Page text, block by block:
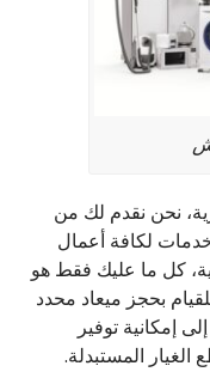
نحن نقدم لك من
لكافة أعمال
كل ما عليك فقط هو
بحجز ميعاد محدد
إمكانية توفير
المستبدلة.